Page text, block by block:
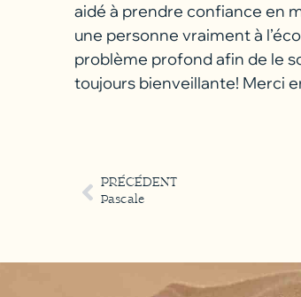
aidé à prendre confiance en
une personne vraiment à
problème profond afin de le
toujours bienveillante! Merci
PRÉCÉDENT
Pascale